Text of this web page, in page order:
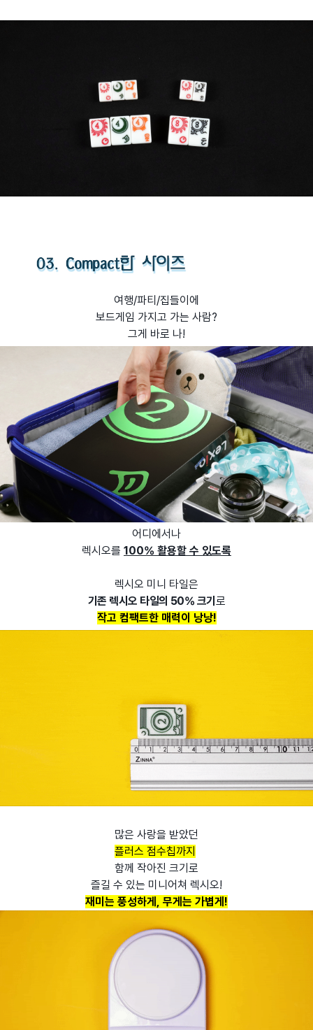
여행/파티/집들이에
보드게임 가지고 가는 사람?
그게 바로 나!
어디에서나
렉시오를 100% 활용할 수 있도록
렉시오 미니 타일은
기존 렉시오 타일의 50% 크기 로
작고 컴팩트한 매력이 낭낭!
많은 사랑을 받았던
플러스 점수칩까지
함께 작아진 크기로
즐길 수 있는 미니어쳐 렉시오!
재미는 풍성하게, 무게는 가볍게!